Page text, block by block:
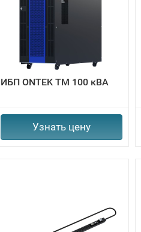
ИБП ONTEK TM 100 кВА
Узнать цену